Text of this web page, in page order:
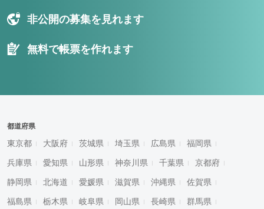
非公開の募集を見れます
無料で帳票を作れます
都道府県
東京都 大阪府 茨城県 埼玉県 広島県 福岡県
兵庫県 愛知県 山形県 神奈川県 千葉県 京都府
静岡県 北海道 愛媛県 滋賀県 沖縄県 佐賀県
福島県 栃木県 岐阜県 岡山県 長崎県 群馬県